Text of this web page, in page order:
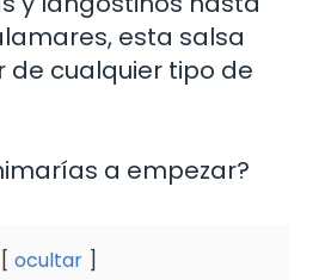
esta salsa
de cualquier tipo de
a empezar?
ocultar